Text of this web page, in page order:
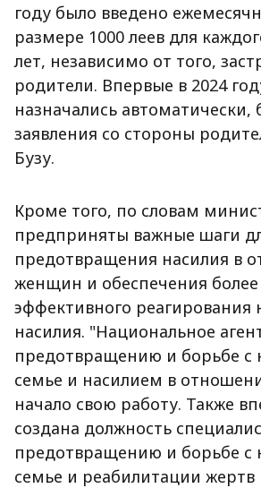
году было введено
размере 1000 леев для
лет, независимо от того,
родители. Впервые в 2024
назначались автоматически,
заявления со стороны
Бузу.
Кроме того, по словам
предприняты важные шаги
предотвращения насилия в
женщин и обеспечения более
эффективного реагирования
насилия. "Национальное
предотвращению и борьбе с
семье и насилием в
начало свою работу. Также
создана должность
предотвращению и борьбе с
семье и реабилитации жертв